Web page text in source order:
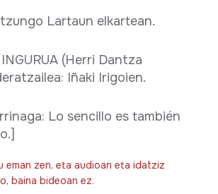
Lartaun elkartean.
(Herri Dantza
Iñaki Irigoien.
Lo sencillo es también
eman zen, eta audioan eta idatziz
baina bideoan ez.